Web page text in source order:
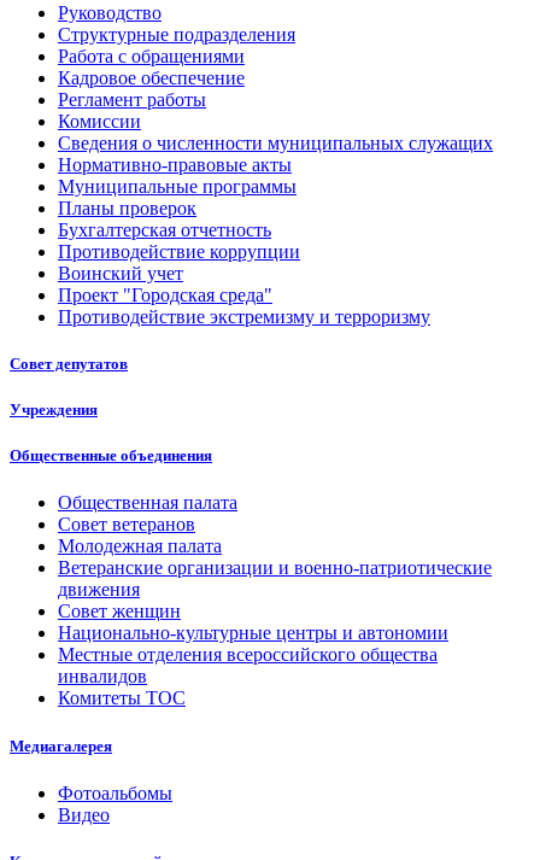
Руководство
Структурные подразделения
Работа с обращениями
Кадровое обеспечение
Регламент работы
Комиссии
Сведения о численности муниципальных служащих
Нормативно-правовые акты
Муниципальные программы
Планы проверок
Бухгалтерская отчетность
Противодействие коррупции
Воинский учет
Проект "Городская среда"
Противодействие экстремизму и терроризму
Совет депутатов
Учреждения
Общественные объединения
Общественная палата
Совет ветеранов
Молодежная палата
Ветеранские организации и военно-патриотические
движения
Совет женщин
Национально-культурные центры и автономии
Местные отделения всероссийского общества
инвалидов
Комитеты ТОС
Медиагалерея
Фотоальбомы
Видео